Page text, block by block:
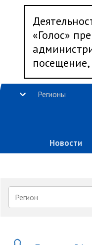
«Голос»
Регионы
Новости
Регион